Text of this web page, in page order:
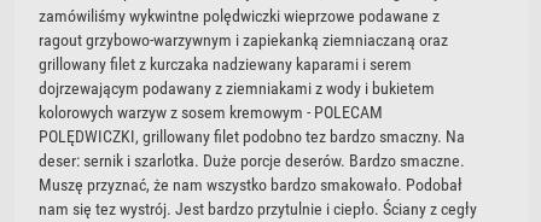
zamówiliśmy wykwintne polędwiczki wieprzowe podawane z
ragout grzybowo-warzywnym i zapiekanką ziemniaczaną oraz
grillowany filet z kurczaka nadziewany kaparami i serem
dojrzewającym podawany z ziemniakami z wody i bukietem
kolorowych warzyw z sosem kremowym - POLECAM
POLĘDWICZKI, grillowany filet podobno tez bardzo smaczny. Na
deser: sernik i szarlotka. Duże porcje deserów. Bardzo smaczne.
Muszę przyznać, że nam wszystko bardzo smakowało. Podobał
nam się tez wystrój. Jest bardzo przytulnie i ciepło. Ściany z cegły